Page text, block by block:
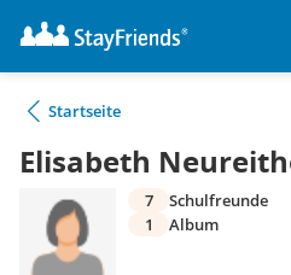
Startseite
Elisabeth
7
Schulfreunde
1
Album